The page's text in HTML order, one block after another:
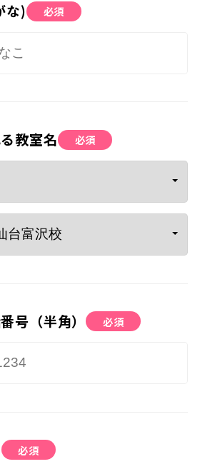
な) 必須
教室名 必須
号（半角） 必須
必須